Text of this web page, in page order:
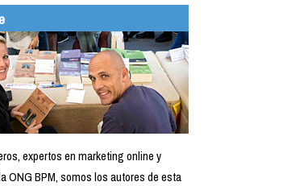
expertos en marketing online y
ONG BPM, somos los autores de esta